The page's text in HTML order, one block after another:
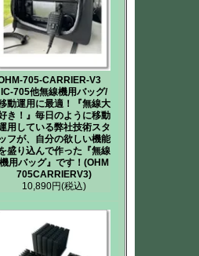
705-CARRIER-V3
IC-705他無線機用バッグ/
動運用に最適！『無線大
き！』毎日のように移動
用している弊社技術スタ
ッフが、自分の欲しい機能
盛り込んで作った『無線
機用バッグ』です！(OHM
705CARRIERV3)
10,890円(税込)